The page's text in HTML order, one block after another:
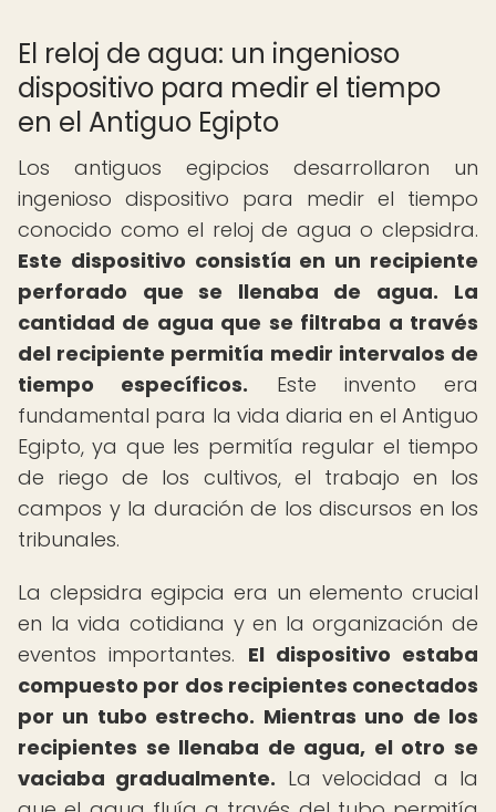
El reloj de agua: un ingenioso
dispositivo para medir el tiempo
en el Antiguo Egipto
Los antiguos egipcios desarrollaron un
ingenioso dispositivo para medir el tiempo
conocido como el reloj de agua o clepsidra.
Este dispositivo consistía en un recipiente
perforado que se llenaba de agua.
La
cantidad de agua que se filtraba a través
del recipiente permitía medir intervalos de
tiempo específicos. Este invento era
fundamental para la vida diaria en el Antiguo
Egipto, ya que les permitía regular el tiempo
de riego de los cultivos, el trabajo en los
campos y la duración de los discursos en los
tribunales.
La clepsidra egipcia era un elemento crucial
en la vida cotidiana y en la organización de
eventos importantes. El dispositivo estaba
compuesto por dos recipientes conectados
por un tubo estrecho. Mientras uno de los
recipientes se llenaba de agua, el otro se
vaciaba gradualmente. La velocidad a la